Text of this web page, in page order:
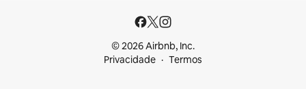
© 2026 Airbnb, Inc.
Privacidade
Termos